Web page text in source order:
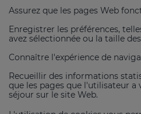
Assurez que les pages Web
Enregistrer les préférences,
avez sélectionnée ou la taille
Connaître l'expérience de
Recueillir des informations
que les pages que l'utilisateur a
séjour sur le site Web.